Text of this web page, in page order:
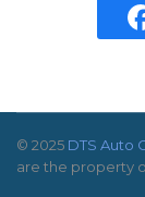
© 2025 DTS Auto
are the property